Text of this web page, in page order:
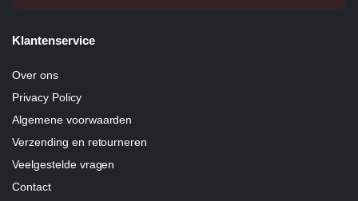
Klantenservice
Over ons
Privacy Policy
Algemene voorwaarden
Verzending en retourneren
Veelgestelde vragen
Contact